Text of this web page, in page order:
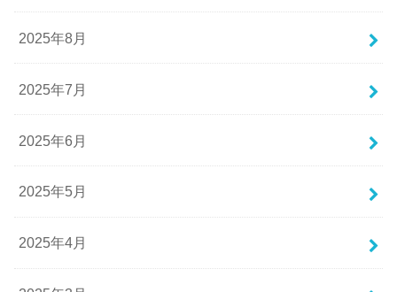
2025年8月
2025年7月
2025年6月
2025年5月
2025年4月